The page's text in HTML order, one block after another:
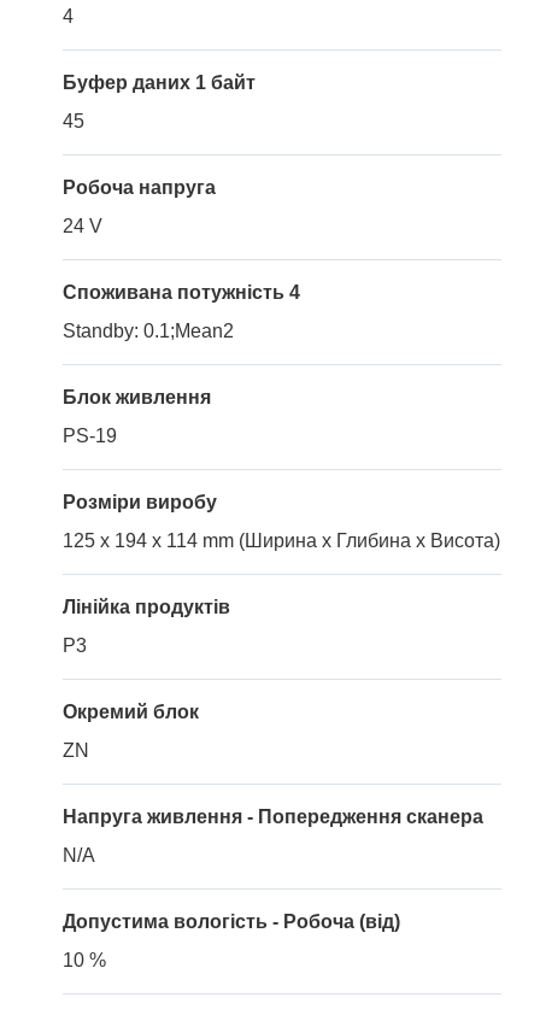
4
Буфер даних 1 байт
45
Робоча напруга
24 V
Споживана потужність 4
Standby: 0.1;Mean2
Блок живлення
PS-19
Розміри виробу
125 x 194 x 114 mm (Ширина x Глибина x Висота)
Лінійка продуктів
P3
Окремий блок
ZN
Напруга живлення - Попередження сканера
N/A
Допустима вологість - Робоча (від)
10 %